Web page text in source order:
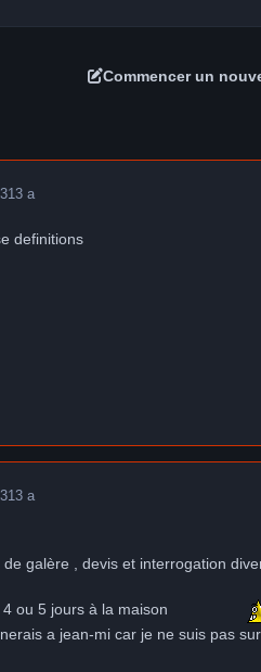
Commencer un
13 a
definitions
13 a
galère , devis et interrogation
ou 5 jours à la maison
a jean-mi car je ne suis pas